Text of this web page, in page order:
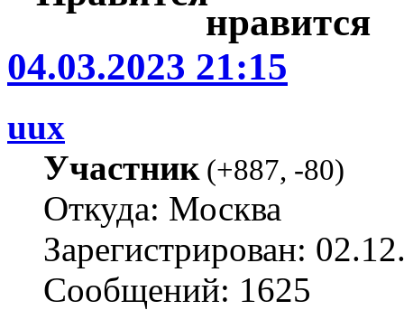
04.03.2023 21:15
uux
Участник(+887, -80)
Откуда: Москва
Зарегистрирован:
Сообщений: 1625